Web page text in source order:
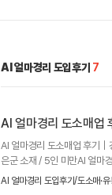
AI 얼마경리 도입후기 7
AI 얼마경리 도소매업
AI 얼마경리 도소매업 후기
은군 소재 / 5인 미만AI 얼마
히팅플러스는 편백사우나와
AI 얼마경리 도입후기/도소매·유